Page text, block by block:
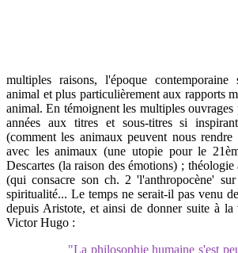
multiples raisons, l'époque contemporaine
animal et plus particulièrement aux rapports
animal. En témoignent les multiples ouvrages
années aux titres et sous-titres si
(comment les animaux peuvent nous
avec les animaux (une utopie pour le
Descartes (la raison des émotions) ;
(qui consacre son ch. 2 'l'anthropocène'
spiritualité... Le temps ne serait-il pas venu
depuis Aristote, et ainsi de donner suite à
Victor Hugo :
"La philosophie humaine s'est